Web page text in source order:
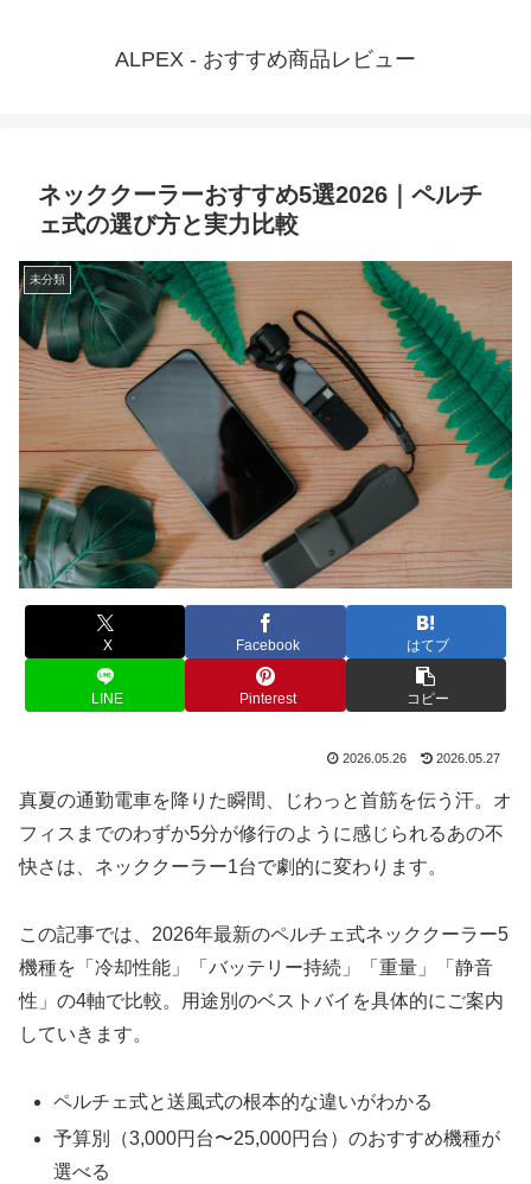
ALPEX - おすすめ商品レビュー
ネッククーラーおすすめ5選2026｜ペルチ
ェ式の選び方と実力比較
未分類
X Facebook はてブ
LINE Pinterest コピー
2026.05.26 2026.05.27
真夏の通勤電車を降りた瞬間、じわっと首筋を伝う汗。オ
フィスまでのわずか5分が修行のように感じられるあの不
快さは、ネッククーラー1台で劇的に変わります。
この記事では、2026年最新のペルチェ式ネッククーラー5
機種を「冷却性能」「バッテリー持続」「重量」「静音
性」の4軸で比較。用途別のベストバイを具体的にご案内
していきます。
ペルチェ式と送風式の根本的な違いがわかる
予算別（3,000円台〜25,000円台）のおすすめ機種が
選べる